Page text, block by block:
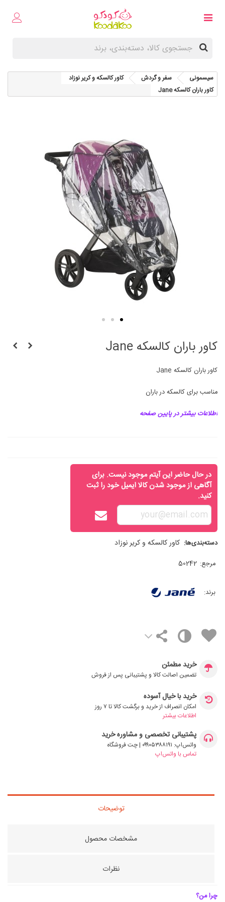
سیسمونی سفر و گردش
کاور کالسکه و کریر نوزاد
کاور باران کالسکه Jane
کاور باران کالسکه Jane
کاور باران کالسکه Jane
مناسب برای کالسکه در باران
اطلاعات بیشتر در پایین صفحه
در حال حاضر این آیتم موجود نیست. برای
آگاهی از موجود شدن کالا ایمیل خود را ثبت
کنید.
دسته‌بندی‌ها: کاور کالسکه و کریر نوزاد
مرجع: 50242
برند:
خرید مطمئن
تضمین اصالت کالا و پشتیبانی پس از فروش
خرید با خیال آسوده
امکان انصراف از خرید و برگشت کالا تا ۷ روز
اطلاعات بیشتر
پشتیبانی تخصصی و مشاوره خرید
واتس‌اپ: ۰۹۹۰۵۳۸۸۱۹۱ | چت فروشگاه
تماس با واتس‌اپ
توضیحات
مشخصات محصول
نظرات
چرا من؟